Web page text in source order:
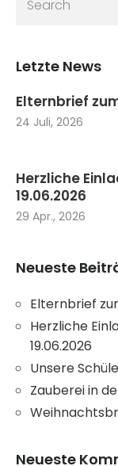
Letzte News
Elternbrief
24 Juli, 2026
Herzliche
19.06.2026
29 Apr., 2026
Neueste
Elternbrief
Herzliche
19.06.2026
Unsere
Zauberei in
Neueste